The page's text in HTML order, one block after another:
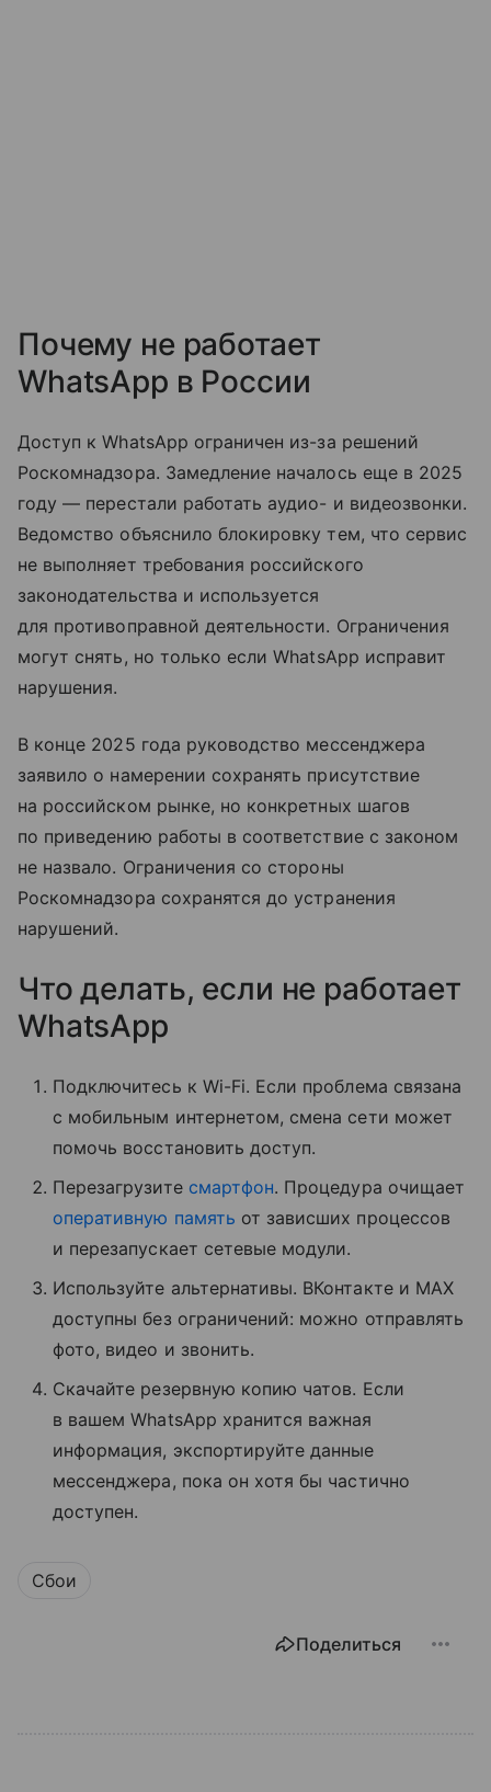
Почему не работает
WhatsApp в России
Доступ к WhatsApp ограничен из-за решений
Роскомнадзора. Замедление началось еще в 2025
году — перестали работать аудио- и видеозвонки.
Ведомство объяснило блокировку тем, что сервис
не выполняет требования российского
законодательства и используется
для противоправной деятельности. Ограничения
могут снять, но только если WhatsApp исправит
нарушения.
В конце 2025 года руководство мессенджера
заявило о намерении сохранять присутствие
на российском рынке, но конкретных шагов
по приведению работы в соответствие с законом
не назвало. Ограничения со стороны
Роскомнадзора сохранятся до устранения
нарушений.
Что делать, если не работает
WhatsApp
Подключитесь к Wi-Fi. Если проблема связана
с мобильным интернетом, смена сети может
помочь восстановить доступ.
Перезагрузите смартфон. Процедура очищает
оперативную память от зависших процессов
и перезапускает сетевые модули.
Используйте альтернативы. ВКонтакте и MAX
доступны без ограничений: можно отправлять
фото, видео и звонить.
Скачайте резервную копию чатов. Если
в вашем WhatsApp хранится важная
информация, экспортируйте данные
мессенджера, пока он хотя бы частично
доступен.
Сбои
Поделиться